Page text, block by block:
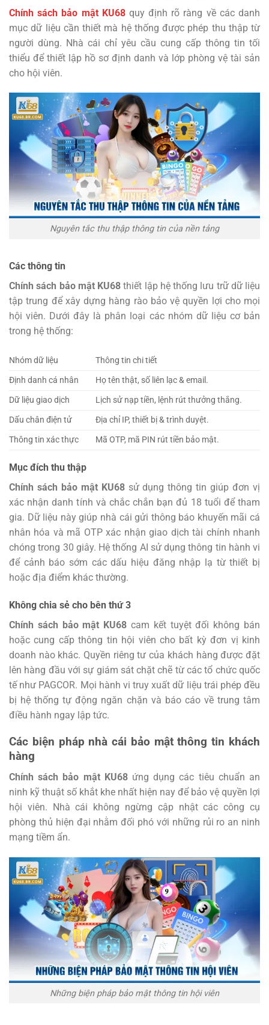
Chính sách bảo mật KU68quy định rõ ràng về các danh
mục dữ liệu cần thiết mà hệ thống được phép thu thập từ
người dùng. Nhà cái chỉ yêu cầu cung cấp thông tin tối
thiểu để thiết lập hồ sơ định danh và lớp phòng vệ tài sản
cho hội viên.
Nguyên tắc thu thập thông tin của nền tảng
Các thông tin
Chính sách bảo mật KU68 thiết lập hệ thống lưu trữ dữ liệu
tập trung để xây dựng hàng rào bảo vệ quyền lợi cho mọi
hội viên. Dưới đây là phân loại các nhóm dữ liệu cơ bản
trong hệ thống:
Nhóm dữ liệu
Thông tin chi tiết
Định danh cá nhân
Họ tên thật, số liên lạc & email.
Dữ liệu giao dịch
Lịch sử nạp tiền, lệnh rút thưởng thắng.
Dấu chân điện tử
Địa chỉ IP, thiết bị & trình duyệt.
Thông tin xác thực
Mã OTP, mã PIN rút tiền bảo mật.
Mục đích thu thập
Chính sách bảo mật KU68sử dụng thông tin giúp đơn vị
xác nhận danh tính và chắc chắn bạn đủ 18 tuổi để tham
gia. Dữ liệu này giúp nhà cái gửi thông báo khuyến mãi cá
nhân hóa và mã OTP xác nhận giao dịch tài chính nhanh
chóng trong 30 giây. Hệ thống AI sử dụng thông tin hành vi
để cảnh báo sớm các dấu hiệu đăng nhập lạ từ thiết bị
hoặc địa điểm khác thường.
Không chia sẻ cho bên thứ 3
Chính sách bảo mật KU68 cam kết tuyệt đối không bán
hoặc cung cấp thông tin hội viên cho bất kỳ đơn vị kinh
doanh nào khác. Quyền riêng tư của khách hàng được đặt
lên hàng đầu với sự giám sát chặt chẽ từ các tổ chức quốc
tế như PAGCOR. Mọi hành vi truy xuất dữ liệu trái phép đều
bị hệ thống tự động ngăn chặn và báo cáo về trung tâm
điều hành ngay lập tức.
Các biện pháp nhà cái bảo mật thông tin khách
hàng
Chính sách bảo mật KU68ứng dụng các tiêu chuẩn an
ninh kỹ thuật số khắt khe nhất hiện nay để bảo vệ quyền lợi
hội viên. Nhà cái không ngừng cập nhật các công cụ
phòng thủ hiện đại nhằm đối phó với những rủi ro an ninh
mạng tiềm ẩn.
Những biện pháp bảo mật thông tin hội viên